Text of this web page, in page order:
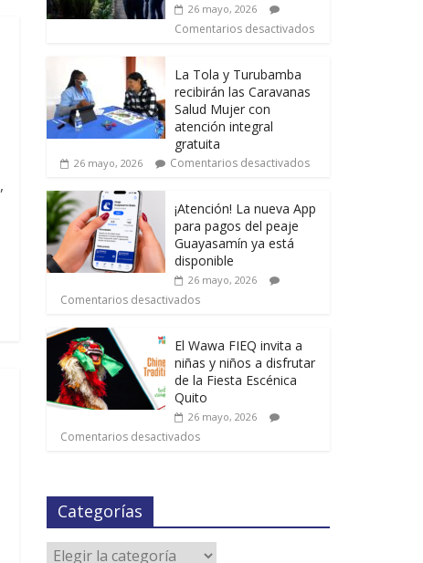
,
26 mayo, 2026
Comentarios desactivados
La Tola y Turubamba
recibirán las Caravanas
Salud Mujer con
atención integral
gratuita
26 mayo, 2026 Comentarios desactivados
¡Atención! La nueva App
para pagos del peaje
Guayasamín ya está
disponible
26 mayo, 2026
Comentarios desactivados
El Wawa FIEQ invita a
niñas y niños a disfrutar
de la Fiesta Escénica
Quito
26 mayo, 2026
Comentarios desactivados
Categorías